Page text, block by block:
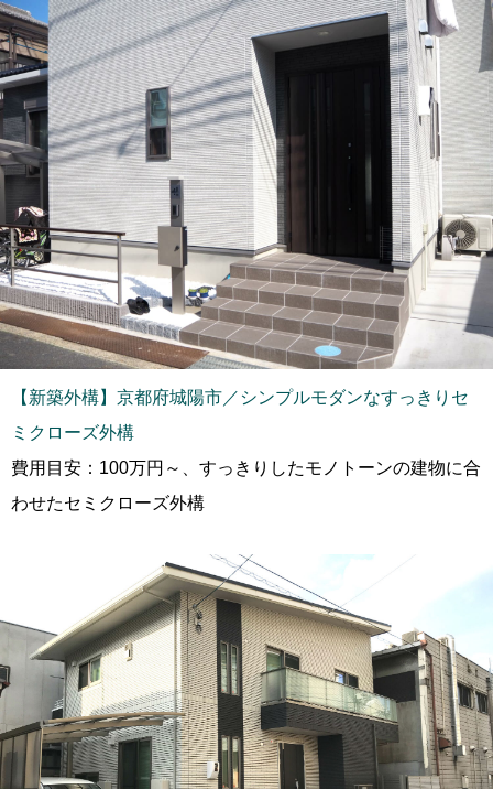
【新築外構】京都府城陽市／シンプルモダンなすっきりセ
ミクローズ外構
費用目安：100万円～、すっきりしたモノトーンの建物に合
わせたセミクローズ外構